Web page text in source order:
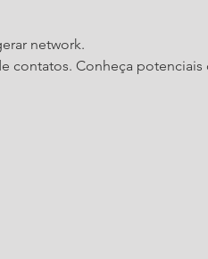
network.
contatos. Conheça potenciais